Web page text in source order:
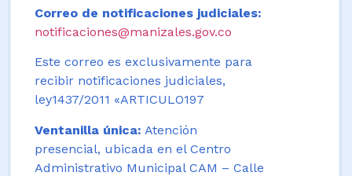
Correo de notificaciones judiciales:
notificaciones@manizales.gov.co
Este correo es exclusivamente para
recibir notificaciones judiciales,
ley1437/2011 «ARTICULO197
Ventanilla única: Atención
presencial, ubicada en el Centro
Administrativo Municipal CAM – Calle